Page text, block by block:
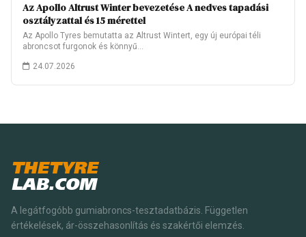
Az Apollo Altrust Winter bevezetése A nedves tapadási
osztályzattal és 15 mérettel
Az Apollo Tyres bemutatta az Altrust Wintert, egy új európai téli
abroncsot furgonok és könnyű…
24.07.2026
THETYRE
LAB.COM
A legátfogóbb gumiabroncs-tesztadatbázis. Független
értékelések, ár-összehasonlítás és szakértői elemzés.